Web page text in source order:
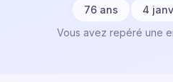
76 ans 4
Vous avez repéré une